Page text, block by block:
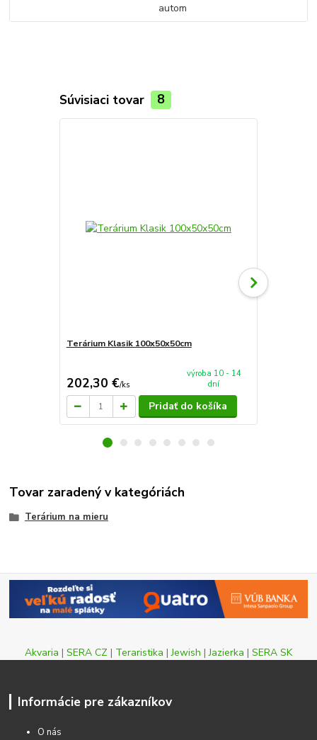
autom
Súvisiaci tovar 8
Terárium Klasik 100x50x50cm
202,30 €/ks
výroba 10 - 14
dní
Pridať do košíka
Tovar zaradený v kategóriách
Terárium na mieru
Akvaria | SERA CZ | Teraristika |Jewish |Jazierka | SERA SK
Informácie pre zákazníkov
O nás